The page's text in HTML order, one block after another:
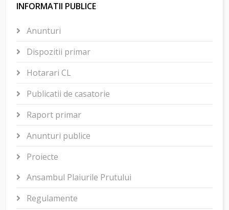
INFORMATII PUBLICE
Anunturi
Dispozitii primar
Hotarari CL
Publicatii de casatorie
Raport primar
Anunturi publice
Proiecte
Ansambul Plaiurile Prutului
Regulamente